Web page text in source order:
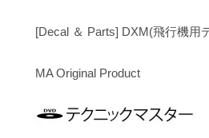
[Decal ＆ Parts] DXM(飛行機用
MA Original Product